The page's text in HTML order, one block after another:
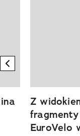
previous element
Z
EuroVelo